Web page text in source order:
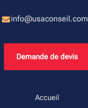
info@usaconseil.com
Demande de devis
Accueil